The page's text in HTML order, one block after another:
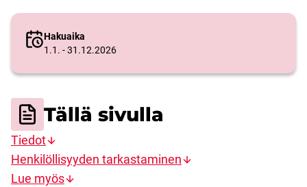
Hakuaika
1.1. - 31.12.2026
Tällä sivulla
Tiedot
Henkilöllisyyden tarkastaminen
Lue myös